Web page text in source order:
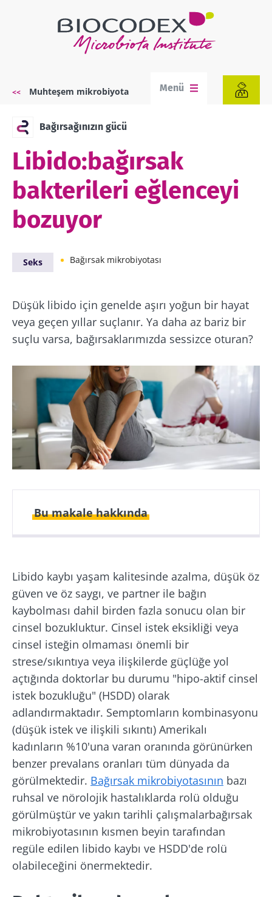
Muhteşem mikrobiyota Menü
Bağırsağınızın gücü
Libido:bağırsak
bakterileri eğlenceyi
bozuyor
Seks Bağırsak mikrobiyotası
Düşük libido için genelde aşırı yoğun bir hayat
veya geçen yıllar suçlanır. Ya daha az bariz bir
suçlu varsa, bağırsaklarımızda sessizce oturan?
Bu makale hakkında
Libido kaybı yaşam kalitesinde azalma, düşük öz
güven ve öz saygı, ve partner ile bağın
kaybolması dahil birden fazla sonucu olan bir
cinsel bozukluktur. Cinsel istek eksikliği veya
cinsel isteğin olmaması önemli bir
strese/sıkıntıya veya ilişkilerde güçlüğe yol
açtığında doktorlar bu durumu "hipo-aktif cinsel
istek bozukluğu" (HSDD) olarak
adlandırmaktadır. Semptomların kombinasyonu
(düşük istek ve ilişkili sıkıntı) Amerikalı
kadınların %10'una varan oranında görünürken
benzer prevalans oranları tüm dünyada da
görülmektedir. Bağırsak mikrobiyotasının bazı
ruhsal ve nörolojik hastalıklarda rolü olduğu
görülmüştür ve yakın tarihli çalışmalarbağırsak
mikrobiyotasının kısmen beyin tarafından
regüle edilen libido kaybı ve HSDD'de rolü
olabileceğini önermektedir.